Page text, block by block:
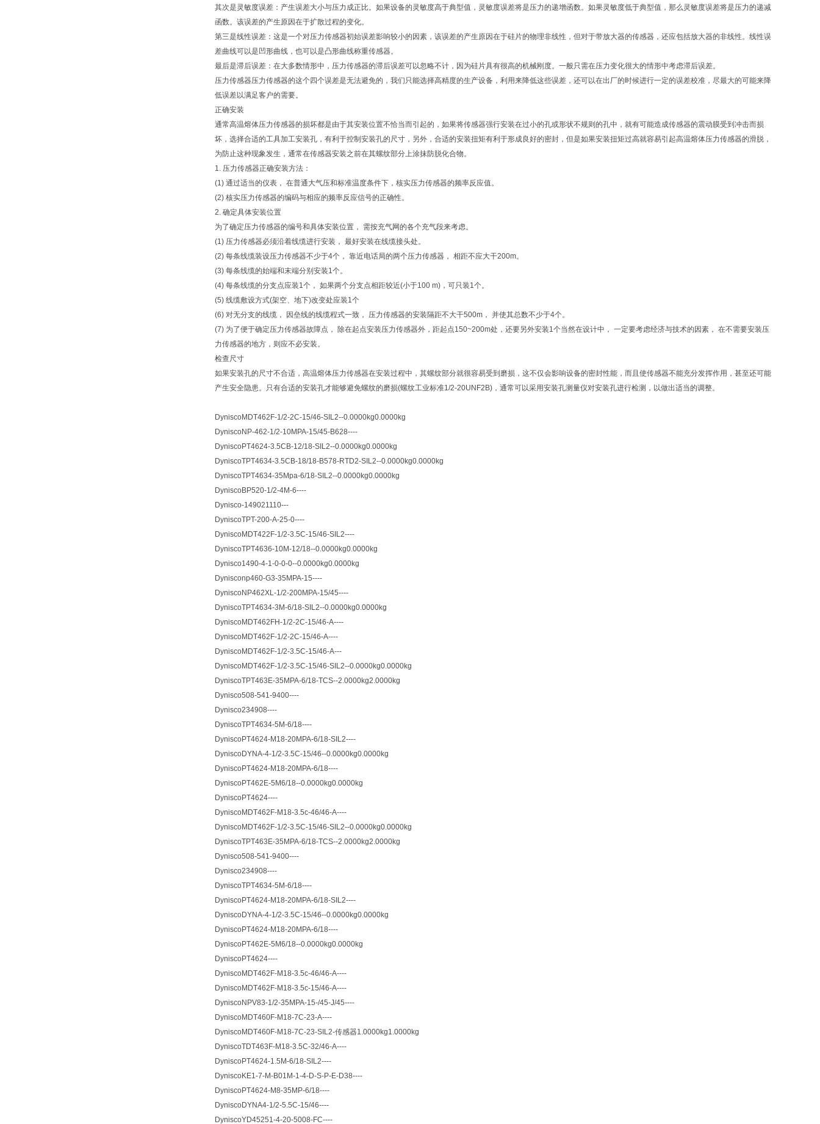
其次是灵敏度误差：产生误差大小与压力成正比。如果设备的灵敏度高于典型值，灵敏度误差将是压力的递增函数。如果灵敏度低于典型值，那么灵敏度误差将是压力的递减
函数。该误差的产生原因在于扩散过程的变化。
第三是线性误差：这是一个对压力传感器初始误差影响较小的因素，该误差的产生原因在于硅片的物理非线性，但对于带放大器的传感器，还应包括放大器的非线性。线性误
差曲线可以是凹形曲线，也可以是凸形曲线称重传感器。
最后是滞后误差：在大多数情形中，压力传感器的滞后误差可以忽略不计，因为硅片具有很高的机械刚度。一般只需在压力变化很大的情形中考虑滞后误差。
压力传感器压力传感器的这个四个误差是无法避免的，我们只能选择高精度的生产设备，利用来降低这些误差，还可以在出厂的时候进行一定的误差校准，尽最大的可能来降
低误差以满足客户的需要。
正确安装
通常高温熔体压力传感器的损坏都是由于其安装位置不恰当而引起的，如果将传感器强行安装在过小的孔或形状不规则的孔中，就有可能造成传感器的震动膜受到冲击而损
坏，选择合适的工具加工安装孔，有利于控制安装孔的尺寸，另外，合适的安装扭矩有利于形成良好的密封，但是如果安装扭矩过高就容易引起高温熔体压力传感器的滑脱，
为防止这种现象发生，通常在传感器安装之前在其螺纹部分上涂抹防脱化合物。
1. 压力传感器正确安装方法：
(1) 通过适当的仪表， 在普通大气压和标准温度条件下，核实压力传感器的频率反应值。
(2) 核实压力传感器的编码与相应的频率反应信号的正确性。
2. 确定具体安装位置
为了确定压力传感器的编号和具体安装位置， 需按充气网的各个充气段来考虑。
(1) 压力传感器必须沿着线缆进行安装， 最好安装在线缆接头处。
(2) 每条线缆装设压力传感器不少于4个， 靠近电话局的两个压力传感器， 相距不应大干200m。
(3) 每条线缆的始端和末端分别安装1个。
(4) 每条线缆的分支点应装1个， 如果两个分支点相距较近(小于100 m)，可只装1个。
(5) 线缆敷设方式(架空、地下)改变处应装1个
(6) 对无分支的线缆， 因垒线的线缆程式一致， 压力传感器的安装隔距不大干500m， 并使其总数不少于4个。
(7) 为了便于确定压力传感器故障点， 除在起点安装压力传感器外，距起点150~200m处，还要另外安装1个当然在设计中， 一定要考虑经济与技术的因素， 在不需要安装压
力传感器的地方，则应不必安装。
检查尺寸
如果安装孔的尺寸不合适，高温熔体压力传感器在安装过程中，其螺纹部分就很容易受到磨损，这不仅会影响设备的密封性能，而且使传感器不能充分发挥作用，甚至还可能
产生安全隐患。只有合适的安装孔才能够避免螺纹的磨损(螺纹工业标准1/2-20UNF2B)，通常可以采用安装孔测量仪对安装孔进行检测，以做出适当的调整。
DyniscoMDT462F-1/2-2C-15/46-SIL2--0.0000kg0.0000kg
DyniscoNP-462-1/2-10MPA-15/45-B628----
DyniscoPT4624-3.5CB-12/18-SIL2--0.0000kg0.0000kg
DyniscoTPT4634-3.5CB-18/18-B578-RTD2-SIL2--0.0000kg0.0000kg
DyniscoTPT4634-35Mpa-6/18-SIL2--0.0000kg0.0000kg
DyniscoBP520-1/2-4M-6----
Dynisco-149021110---
DyniscoTPT-200-A-25-0----
DyniscoMDT422F-1/2-3.5C-15/46-SIL2----
DyniscoTPT4636-10M-12/18--0.0000kg0.0000kg
Dynisco1490-4-1-0-0-0--0.0000kg0.0000kg
Dynisconp460-G3-35MPA-15----
DyniscoNP462XL-1/2-200MPA-15/45----
DyniscoTPT4634-3M-6/18-SIL2--0.0000kg0.0000kg
DyniscoMDT462FH-1/2-2C-15/46-A----
DyniscoMDT462F-1/2-2C-15/46-A----
DyniscoMDT462F-1/2-3.5C-15/46-A---
DyniscoMDT462F-1/2-3.5C-15/46-SIL2--0.0000kg0.0000kg
DyniscoTPT463E-35MPA-6/18-TCS--2.0000kg2.0000kg
Dynisco508-541-9400----
Dynisco234908----
DyniscoTPT4634-5M-6/18----
DyniscoPT4624-M18-20MPA-6/18-SIL2----
DyniscoDYNA-4-1/2-3.5C-15/46--0.0000kg0.0000kg
DyniscoPT4624-M18-20MPA-6/18----
DyniscoPT462E-5M6/18--0.0000kg0.0000kg
DyniscoPT4624----
DyniscoMDT462F-M18-3.5c-46/46-A----
DyniscoMDT462F-1/2-3.5C-15/46-SIL2--0.0000kg0.0000kg
DyniscoTPT463E-35MPA-6/18-TCS--2.0000kg2.0000kg
Dynisco508-541-9400----
Dynisco234908----
DyniscoTPT4634-5M-6/18----
DyniscoPT4624-M18-20MPA-6/18-SIL2----
DyniscoDYNA-4-1/2-3.5C-15/46--0.0000kg0.0000kg
DyniscoPT4624-M18-20MPA-6/18----
DyniscoPT462E-5M6/18--0.0000kg0.0000kg
DyniscoPT4624----
DyniscoMDT462F-M18-3.5c-46/46-A----
DyniscoMDT462F-M18-3.5c-15/46-A----
DyniscoNPV83-1/2-35MPA-15-/45-J/45----
DyniscoMDT460F-M18-7C-23-A----
DyniscoMDT460F-M18-7C-23-SIL2-传感器1.0000kg1.0000kg
DyniscoTDT463F-M18-3.5C-32/46-A----
DyniscoPT4624-1.5M-6/18-SIL2----
DyniscoKE1-7-M-B01M-1-4-D-S-P-E-D38----
DyniscoPT4624-M8-35MP-6/18----
DyniscoDYNA4-1/2-5.5C-15/46----
DyniscoYD45251-4-20-5008-FC----